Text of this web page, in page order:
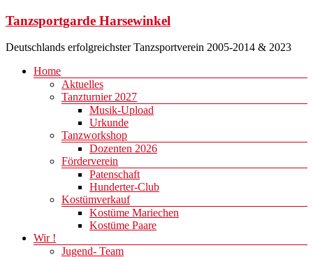
Zum
springen
Tanzsportgarde Harsewinkel
Deutschlands erfolgreichster Tanzsportverein 2005-2014 & 2023
Menü
Home
Aktuelles
Tanzturnier 2027
Musik-Upload
Urkunde
Tanzworkshop
Dozenten 2026
Förderverein
Patenschaft
Hunderter-Club
Kostümverkauf
Kostüme Mariechen
Kostüme Paare
Wir !
Jugend- Team